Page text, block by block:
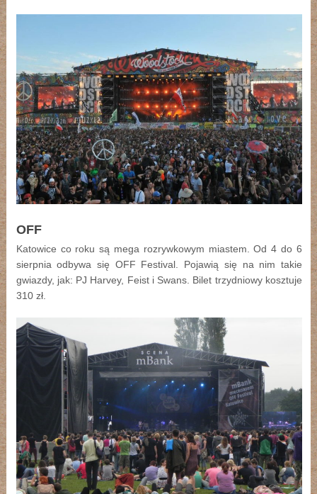
OFF
Katowice co roku są mega rozrywkowym miastem. Od 4 do 6
sierpnia odbywa się OFF Festival. Pojawią się na nim takie
gwiazdy, jak: PJ Harvey, Feist i Swans. Bilet trzydniowy kosztuje
310 zł.